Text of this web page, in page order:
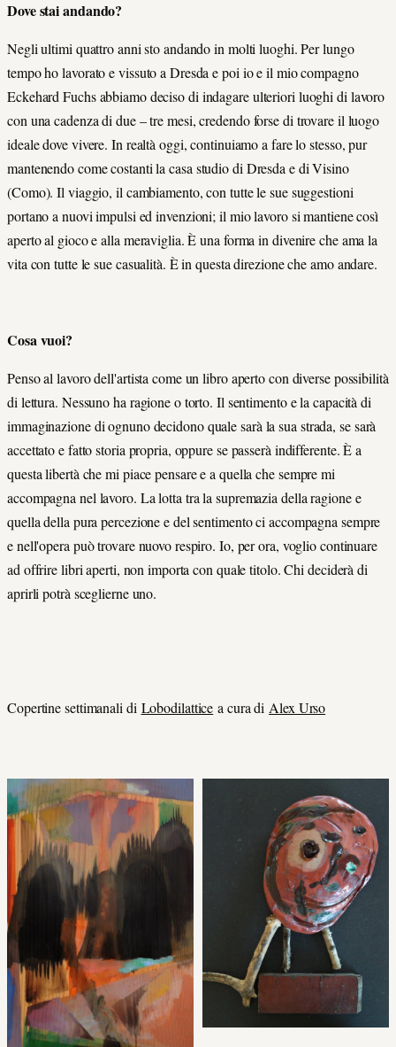
Dove stai andando?
Negli ultimi quattro anni sto andando in molti luoghi. Per lungo
tempo ho lavorato e vissuto a Dresda e poi io e il mio compagno
Eckehard Fuchs abbiamo deciso di indagare ulteriori luoghi di lavoro
con una cadenza di due – tre mesi, credendo forse di trovare il luogo
ideale dove vivere. In realtà oggi, continuiamo a fare lo stesso, pur
mantenendo come costanti la casa studio di Dresda e di Visino
(Como). Il viaggio, il cambiamento, con tutte le sue suggestioni
portano a nuovi impulsi ed invenzioni; il mio lavoro si mantiene così
aperto al gioco e alla meraviglia. È una forma in divenire che ama la
vita con tutte le sue casualità. È in questa direzione che amo andare.
Cosa vuoi?
Penso al lavoro dell'artista come un libro aperto con diverse possibilità
di lettura. Nessuno ha ragione o torto. Il sentimento e la capacità di
immaginazione di ognuno decidono quale sarà la sua strada, se sarà
accettato e fatto storia propria, oppure se passerà indifferente. È a
questa libertà che mi piace pensare e a quella che sempre mi
accompagna nel lavoro. La lotta tra la supremazia della ragione e
quella della pura percezione e del sentimento ci accompagna sempre
e nell'opera può trovare nuovo respiro. Io, per ora, voglio continuare
ad offrire libri aperti, non importa con quale titolo. Chi deciderà di
aprirli potrà sceglierne uno.
Copertine settimanali di Lobodilattice a cura di Alex Urso